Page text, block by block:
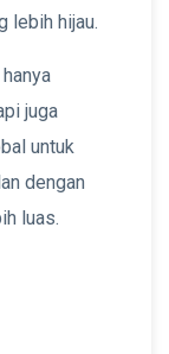
lebih hijau.
juga
untuk
dengan
luas.